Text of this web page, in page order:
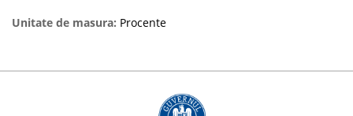
Unitate de masura: Procente